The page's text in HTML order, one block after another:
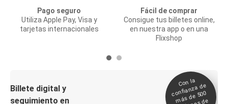
Pago seguro
Utiliza Apple Pay, Visa y
tarjetas internacionales
Fácil de comprar
Consigue tus billetes online,
en nuestra app o en una
Flixshop
Billete digital y
seguimiento en
Con la
confianza de
más de 500